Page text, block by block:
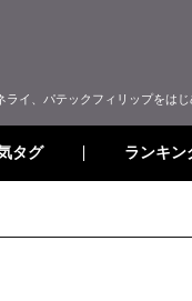
ライ、パテックフィリップをは
タグ ランキン